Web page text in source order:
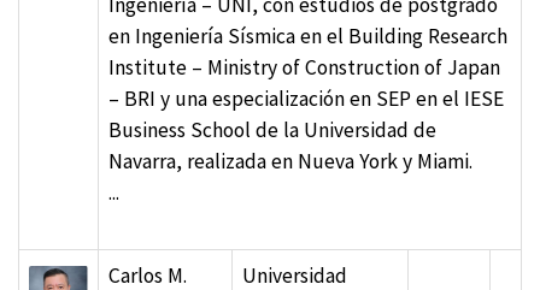
en Ingeniería Sísmica en el Building Research
Institute – Ministry of Construction of Japan
– BRI y una especialización en SEP en el IESE
Business School de la Universidad de
Navarra, realizada en Nueva York y Miami.
...
Carlos M.
Universidad